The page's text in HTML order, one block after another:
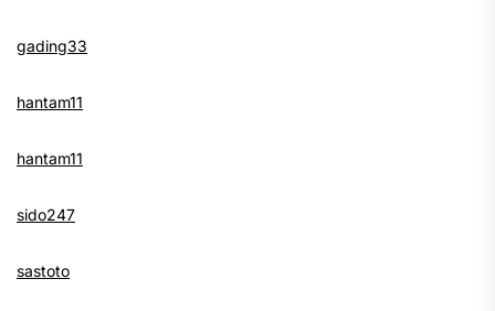
gading33
hantam11
hantam11
sido247
sastoto